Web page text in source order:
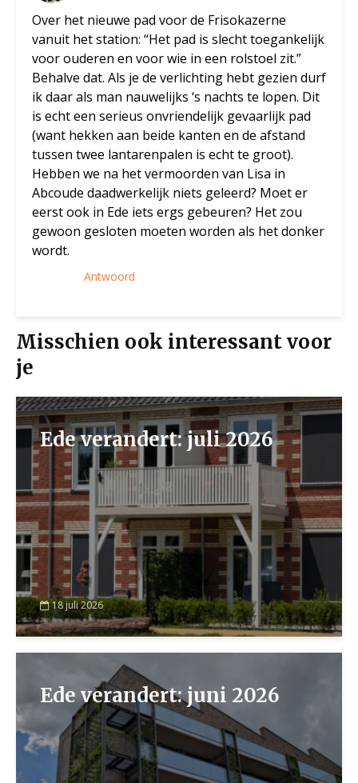
Over het nieuwe pad voor de Frisokazerne
vanuit het station: “Het pad is slecht toegankelijk
voor ouderen en voor wie in een rolstoel zit.”
Behalve dat. Als je de verlichting hebt gezien durf
ik daar als man nauwelijks ‘s nachts te lopen. Dit
is echt een serieus onvriendelijk gevaarlijk pad
(want hekken aan beide kanten en de afstand
tussen twee lantarenpalen is echt te groot).
Hebben we na het vermoorden van Lisa in
Abcoude daadwerkelijk niets geleerd? Moet er
eerst ook in Ede iets ergs gebeuren? Het zou
gewoon gesloten moeten worden als het donker
wordt.
Antwoord
Misschien ook interessant voor
je
Ede verandert: juli 2026
18 juli 2026
Ede verandert: juni 2026